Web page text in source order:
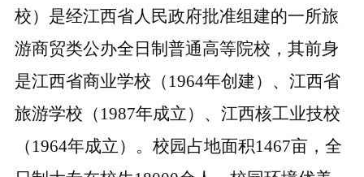
校）是经江西省人民政府批准组建的一所旅
游商贸类公办全日制普通高等院校，其前身
是江西省商业学校（ 1964年创建）、江西省
旅游学校（1987年成立）、江西核工业技校
（1964年成立）。校园占地面积1467亩，全